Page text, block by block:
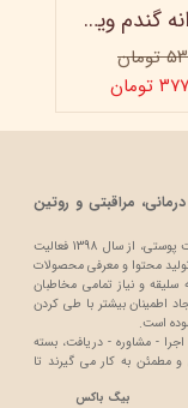
کرم جوانه گندم ویتابلا - تیوپی 60 میلی‌ لیتر
بیگ باکس
مراقبتی و روتین
بیگ باکس با تکیه بر دانش و تجربه حضور در بازار محصولات مراقبت پوستی، از سال 1398 فعالیت
محتوا و معرفی محصولات
سلیقه و نیاز تمامی مخاطبان
اطمینان بیشتر با طی کردن
است.
- مشاوره - دریافت، بسته
مطمئن به کار می گیرند تا